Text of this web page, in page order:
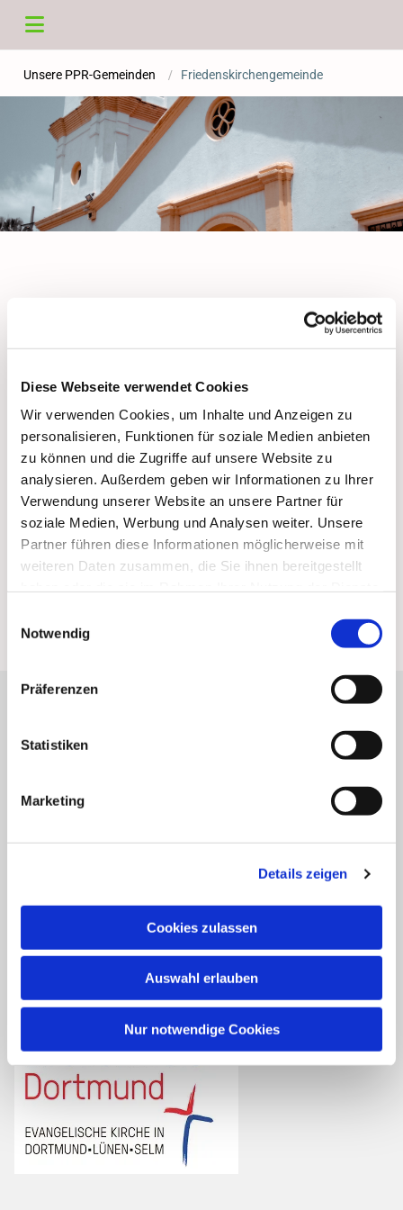
Diese Webseite verwendet Cookies
Wir verwenden Cookies, um Inhalte und Anzeigen zu
personalisieren, Funktionen für soziale Medien anbieten
zu können und die Zugriffe auf unsere Website zu
analysieren. Außerdem geben wir Informationen zu Ihrer
Verwendung unserer Website an unsere Partner für
soziale Medien, Werbung und Analysen weiter. Unsere
Partner führen diese Informationen möglicherweise mit
weiteren Daten zusammen, die Sie ihnen bereitgestellt
Notwendig
Präferenzen
Statistiken
Marketing
Details zeigen
Cookies zulassen
Auswahl erlauben
Nur notwendige Cookies
Unsere PPR-Gemeinden / Friedenskirchengemeinde
Homepage
Personalplanungsraum Ost
Kirchenkreis Dortmund
Kirchengemeinden:
Scharnhorst